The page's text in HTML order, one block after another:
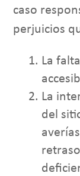
caso
perjuicios
La
La
del